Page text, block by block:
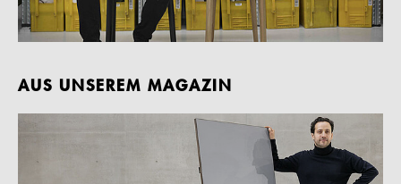
AUS UNSEREM MAGAZIN